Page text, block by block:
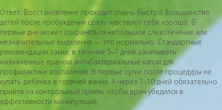
Ответ: Восстановление проходит очень быстро. Большинство
детей после пробуждения сразу чувствуют себя хорошо. В
первые дни может сохраняться небольшое слезотечение или
незначительные выделения — это нормально. Стандартные
рекомендации такие: в течение 5–7 дней закапывать
назначенные врачом антибактериальные капли для
профилактики воспаления. В первые сутки после процедуры не
купать ребёнка в горячей ванне. А через 7–10 дней обязательно
прийти на контрольный приём, чтобы врач убедился в
эффективности манипуляции.